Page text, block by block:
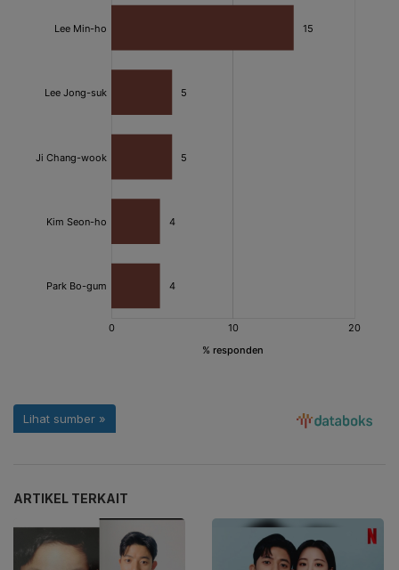
ARTIKEL TERKAIT